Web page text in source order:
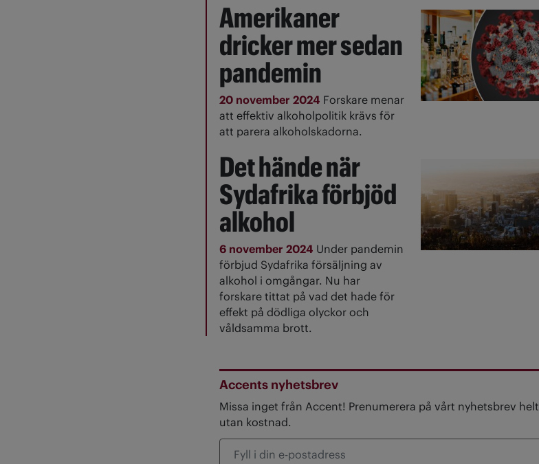
Amerikaner
dricker mer sedan
pandemin
20 november 2024 Forskare menar
att effektiv alkoholpolitik krävs för
att parera alkoholskadorna.
Det hände när
Sydafrika förbjöd
alkohol
6 november 2024 Under pandemin
förbjud Sydafrika försäljning av
alkohol i omgångar. Nu har
forskare tittat på vad det hade för
effekt på dödliga olyckor och
våldsamma brott.
Accents nyhetsbrev
Missa inget från Accent! Prenumerera på vårt nyhetsbrev helt
utan kostnad.